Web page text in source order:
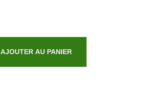
AJOUTER AU PANIER